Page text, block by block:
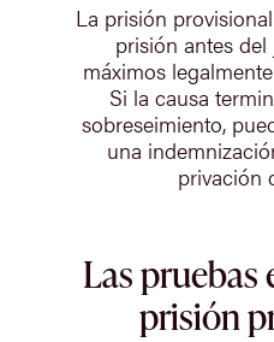
La prisión
prisión antes
máximos
Si la causa
sobreseimiento,
una
privación
Las pruebas
prisión